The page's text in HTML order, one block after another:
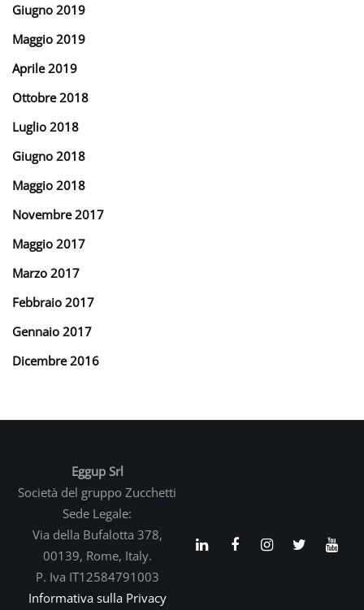
Giugno 2019
Maggio 2019
Aprile 2019
Ottobre 2018
Luglio 2018
Giugno 2018
Maggio 2018
Novembre 2017
Maggio 2017
Marzo 2017
Febbraio 2017
Gennaio 2017
Dicembre 2016
Eggup Srl
Società del gruppo Zucchetti
Sede Legale:
Via della Bufalotta 378,
00139, Rome, Italy.
P. Iva IT12584791003
Informativa sulla Privacy